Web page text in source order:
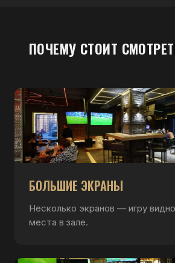
ПОЧЕМУ СТОИТ
БОЛЬШИЕ ЭКРАНЫ
Несколько экранов — игру
места в зале.